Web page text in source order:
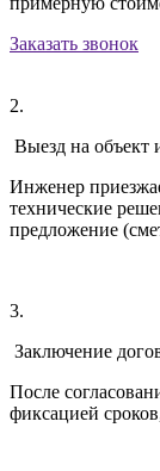
Заказать звонок
2.
Выезд на объект
Инженер
технические
предложение
3.
Заключение
После
фиксацией